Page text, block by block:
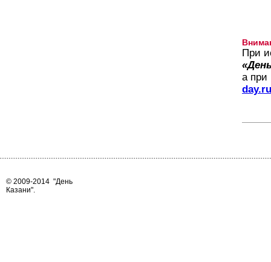
При
а при
day.ru
© 2009-2014 "День
Казани".